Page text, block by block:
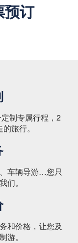
预订
制专属行程，2
旅行。
车辆导游…您只
们。
和价格，让您及
游。